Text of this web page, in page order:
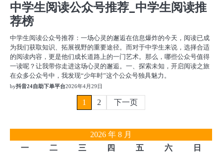
中学生阅读公众号推荐_中学生阅读推
荐榜
中学生阅读公众号推荐：一场心灵的邂逅在信息爆炸的今天，阅读已成
为我们获取知识、拓展视野的重要途径。而对于中学生来说，选择合适
的阅读内容，更是他们成长道路上的一门艺术。那么，哪些公众号值得
一读呢？让我带你走进这场心灵的邂逅。一、探索未知，开启阅读之旅
在众多公众号中，我发现“少年时”这个公众号独具魅力。
by抖音24自助下单平台2026年4月29日
分
1 2 下一页
2026 年 8 月
一
二 三 四 五 六
日